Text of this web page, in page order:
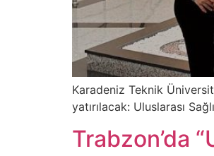
Karadeniz Teknik
yatırılacak: Uluslarası
Trabzon’da